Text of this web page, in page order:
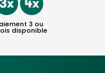
3 ou
disponible